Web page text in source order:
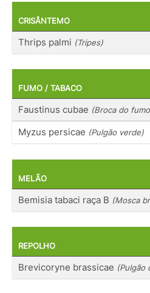
CRISÂNTEMO
Thrips palmi (Tripes)
FUMO / TABACO
Faustinus cubae (Broca do
Myzus persicae (Pulgão verde)
MELÃO
Bemisia tabaci raça B (Mosca
REPOLHO
Brevicoryne brassicae (Pulgão